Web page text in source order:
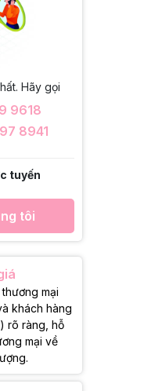
Hãy gọi
9618
8941
tuyến
tôi
mại
khách hàng
rõ ràng, hỗ
mại về